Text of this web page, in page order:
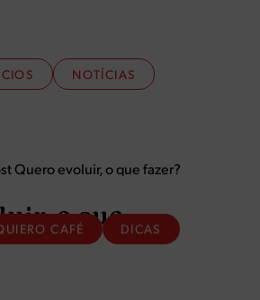
NOTÍCIAS
CAFÉ
DICAS
o que